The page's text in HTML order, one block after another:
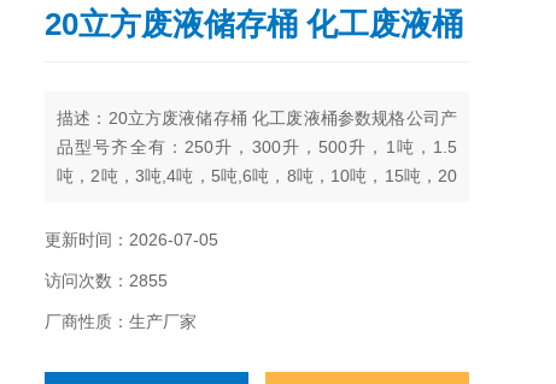
20立方废液储存桶 化工废液桶
描述：20立方废液储存桶 化工废液桶参数规格公司产
品型号齐全有：250升，300升，500升，1吨，1.5
吨，2吨，3吨,4吨，5吨,6吨，8吨，10吨，15吨，20
更新时间：2026-07-05
访问次数：2855
厂商性质：生产厂家